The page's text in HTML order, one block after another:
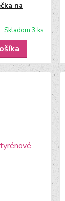
na
Skladom 3 ks